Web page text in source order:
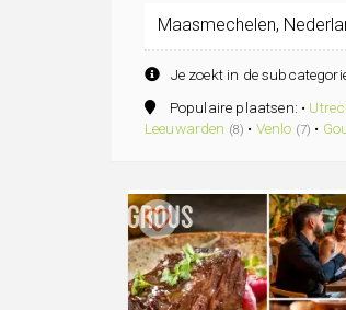
Je zoekt in de
Populaire plaatsen: •
Leeuwarden (8) • Venlo (7) •